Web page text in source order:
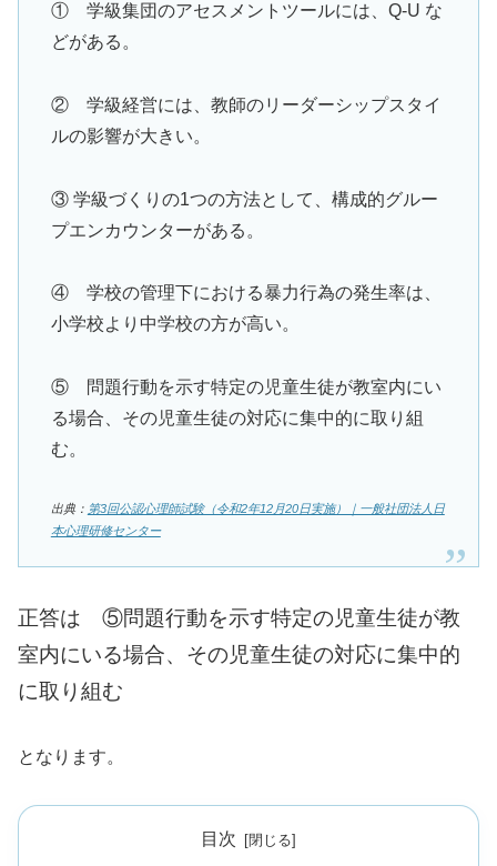
① 学級集団のアセスメントツールには、Q-U な
どがある。
② 学級経営には、教師のリーダーシップスタイ
ルの影響が大きい。
③ 学級づくりの1つの方法として、構成的グルー
プエンカウンターがある。
④ 学校の管理下における暴力行為の発生率は、
小学校より中学校の方が高い。
⑤ 問題行動を示す特定の児童生徒が教室内にい
る場合、その児童生徒の対応に集中的に取り組
む。
出典： 第3回公認心理師試験（令和2年12月20日実施）｜一般社団法人日
本心理研修センター
正答は ⑤問題行動を示す特定の児童生徒が教
室内にいる場合、その児童生徒の対応に集中的
に取り組む
となります。
目次